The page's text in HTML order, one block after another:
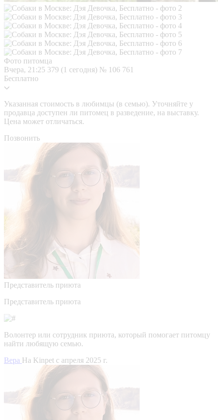
Фото питомца
Вчера, 21:25 379 (1 сегодня) № 106 761
Бесплатно
Указанная стоимость в любимцы (в семью). Уточняйте у
продавца доступен ли питомец в разведение, на выставку.
Цена может отличаться.
Позвонить
Представитель приюта
Представитель приюта
Волонтер или сотрудник приюта, который помогает питомцу
найти любящую семью.
Вера На Kinpet c апреля 2025 г.